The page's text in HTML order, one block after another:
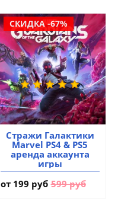
СКИДКА -67%
Стражи Галактики
Marvel PS4 & PS5
аренда аккаунта
игры
от 199 руб 599 руб